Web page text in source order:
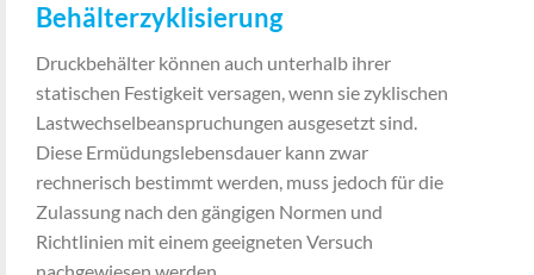
Behälterzyklisierung
Druckbehälter können auch unterhalb ihrer
statischen Festigkeit versagen, wenn sie zyklischen
Lastwechselbeanspruchungen ausgesetzt sind.
Diese Ermüdungslebensdauer kann zwar
rechnerisch bestimmt werden, muss jedoch für die
Zulassung nach den gängigen Normen und
Richtlinien mit einem geeigneten Versuch